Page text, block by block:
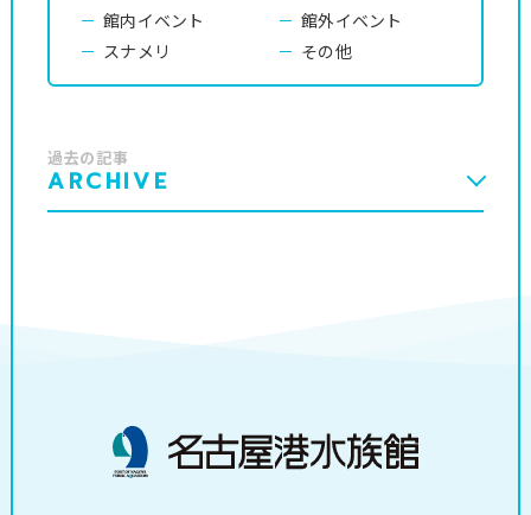
館内イベント
館外イベント
スナメリ
その他
過去の記事
ARCHIVE